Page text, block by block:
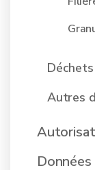
Autres
Données